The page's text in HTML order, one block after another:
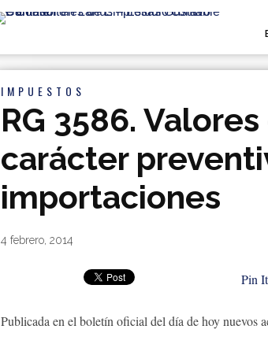
IMPUESTOS
RG 3586.
carácter
importaciones
By|
4 febrero, 2014
Pin It
Publicada en el boletín oficial del día de hoy nuevos